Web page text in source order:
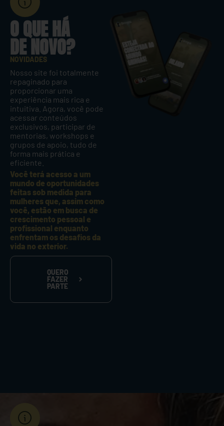
O QUE HÁ
DE NOVO?
NOVIDADES
Nosso site foi totalmente
repaginado para
proporcionar uma
experiência mais rica e
intuitiva. Agora, você pode
acessar conteúdos
exclusivos, participar de
mentorias, workshops e
grupos de apoio, tudo de
forma mais prática e
eficiente.
Você terá acesso a um
mundo de oportunidades
feitas sob medida para
mulheres que, assim como
você, estão em busca de
crescimento pessoal e
profissional enquanto
enfrentam os desafios da
vida no exterior.
QUERO
FAZER
PARTE